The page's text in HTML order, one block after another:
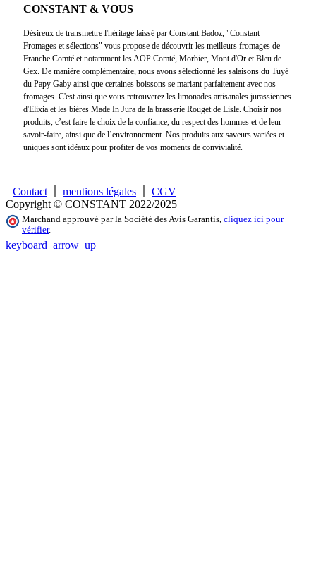
CONSTANT & VOUS
Désireux de transmettre l'héritage laissé par Constant Badoz, "Constant
Fromages et sélections" vous propose de découvrir les meilleurs fromages de
Franche Comté et notamment les AOP Comté, Morbier, Mont d'Or et Bleu de
Gex. De manière complémentaire, nous avons sélectionné les salaisons du Tuyé
du Papy Gaby ainsi que certaines boissons se mariant parfaitement avec nos
fromages. C'est ainsi que vous retrouverez les limonades artisanales jurassiennes
d'Elixia et les bières Made In Jura de la brasserie Rouget de Lisle. Choisir nos
produits, c’est faire le choix de la confiance, du respect des hommes et de leur
savoir-faire, ainsi que de l’environnement. Nos produits aux saveurs variées et
uniques sont idéaux pour profiter de vos moments de convivialité.
Contact mentions légales
CGV
Copyright © CONSTANT 2022/2025
Marchand approuvé par la Société des Avis Garantis, cliquez ici pour
vérifier.
keyboard_arrow_up